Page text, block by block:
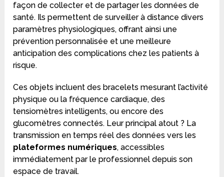
façon de collecter et de partager les données de
santé. Ils permettent de surveiller à distance divers
paramètres physiologiques, offrant ainsi une
prévention personnalisée et une meilleure
anticipation des complications chez les patients à
risque.
Ces objets incluent des bracelets mesurant l’activité
physique ou la fréquence cardiaque, des
tensiomètres intelligents, ou encore des
glucomètres connectés. Leur principal atout ? La
transmission en temps réel des données vers les
plateformes numériques, accessibles
immédiatement par le professionnel depuis son
espace de travail.